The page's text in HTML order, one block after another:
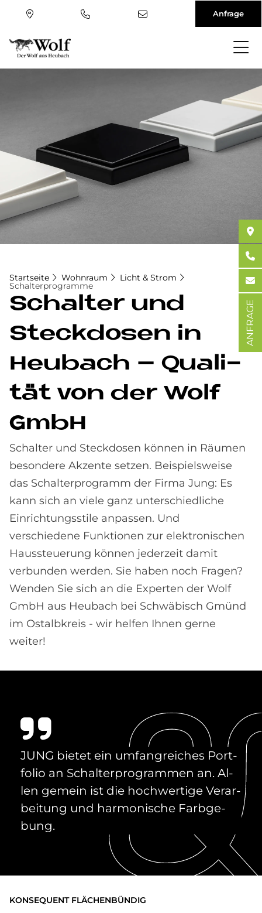
Anfrage
Startseite Wohnraum Licht & Strom
Schalterprogramme
Schal­ter und
Steck­do­sen in
Heu­bach – Qua­li­
tät von der Wolf
GmbH
Schalter und Steckdosen können in Räumen
besondere Akzente setzen. Beispielsweise
das Schalterprogramm der Firma Jung: Es
kann sich an viele ganz unterschiedliche
Einrichtungsstile anpassen. Und
verschiedene Funktionen zur elektronischen
Haussteuerung können jederzeit damit
verbunden werden. Sie haben noch Fragen?
Wenden Sie sich an die Experten der Wolf
GmbH aus Heubach bei Schwäbisch Gmünd
im Ostalbkreis - wir helfen Ihnen gerne
weiter!
JUNG bie­tet ein um­fang­rei­ches Port­
fo­lio an Schal­ter­pro­gram­men an. Al­
len ge­mein ist die hoch­wer­ti­ge Ver­ar­
bei­tung und har­mo­ni­sche Farb­ge­
bung.
KONSEQUENT FLÄCHENBÜNDIG
ANFRAGE